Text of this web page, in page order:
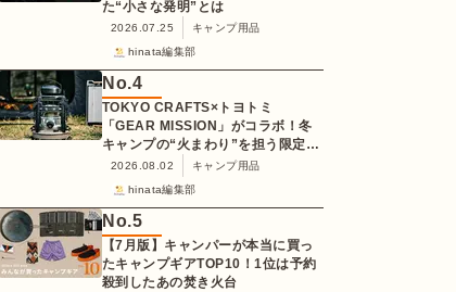
た“小さな発明”とは
2026.07.25
キャンプ用品
hinata編集部
No.4
TOKYO CRAFTS×トヨトミ
「GEAR MISSION」がコラボ！冬
キャンプの“火まわり”を担う限定
K3クッキングストーブが登場
2026.08.02
キャンプ用品
hinata編集部
No.5
【7月版】キャンパーが本当に買っ
たキャンプギアTOP10！1位は予約
殺到したあの焚き火台